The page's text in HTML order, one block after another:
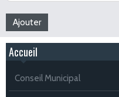
Accueil
Conseil Municipal